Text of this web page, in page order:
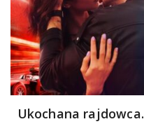
Ukochana rajdowca.